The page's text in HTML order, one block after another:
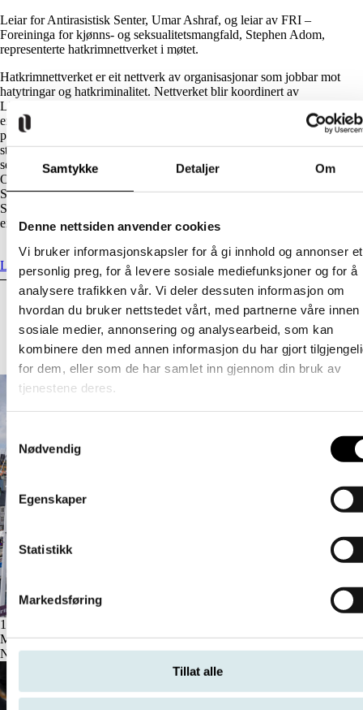
Samtykke Detaljer Om
Denne nettsiden anvender cookies
Vi bruker informasjonskapsler for å gi innhold og annonser et
personlig preg, for å levere sosiale mediefunksjoner og for å
analysere trafikken vår. Vi deler dessuten informasjon om
hvordan du bruker nettstedet vårt, med partnerne våre innen
sosiale medier, annonsering og analysearbeid, som kan
kombinere den med annen informasjon du har gjort
for dem, eller som de har samlet inn gjennom din bruk av
tjenestene deres.
Nødvendig
Egenskaper
Statistikk
Markedsføring
Tillat alle
Leiar for Antirasistisk Senter, Umar Ashraf, og leiar av FRI –
Foreininga for kjønns- og seksualitetsmangfald, Stephen Adom,
representerte hatkrimnettverket i møtet.
Hatkrimnettverket er eit nettverk av organisasjonar som jobbar mot
hatytringar og hatkriminalitet. Nettverket blir koordinert av
Likestillings- og diskrimineringsombodet og er ein felles arena for
erfaringsutveksling, innsyn i ny kunnskap og koordinering av arbeidet
på feltet. Hatkrimnettverket ved Antirasistisk Senter, Den nasjonale
støttegruppa etter 22. juli, FRI – Foreininga for kjønns- og
seksualitetsmangfald, Mikkel Berg-Nordlie, seniorforskar ved NIBR-
OsloMet, MiRA-Senteret, Norges Handikapforbund, Samerådets
Suodji/Suodje/Suaja-prosjekt, Skeiv Verden, Stopp Diskrimineringen,
Stopp hatprat og Likestillings- og diskrimineringsombodet sende i mars
eit brev til Riksadvokaten.
Les brevet her.
Relaterte artikler
Les flere aktuelle saker
16 juli, 2026
Møt oss på Arendalsuka
Nyheter